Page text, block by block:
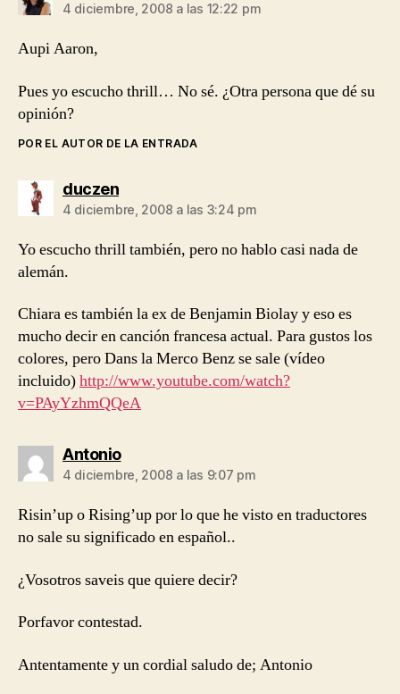
4 diciembre, 2008 a las 12:22 pm
Aupi Aaron,
Pues yo escucho thrill… No sé. ¿Otra persona que dé su
opinión?
POR EL AUTOR DE LA ENTRADA
duczendice:
4 diciembre, 2008 a las 3:24 pm
Yo escucho thrill también, pero no hablo casi nada de
alemán.
Chiara es también la ex de Benjamin Biolay y eso es
mucho decir en canción francesa actual. Para gustos los
colores, pero Dans la Merco Benz se sale (vídeo
incluido)http://www.youtube.com/watch?
v=PAyYzhmQQeA
Antoniodice:
4 diciembre, 2008 a las 9:07 pm
Risin’up o Rising’up por lo que he visto en traductores
no sale su significado en español..
¿Vosotros saveis que quiere decir?
Porfavor contestad.
Antentamente y un cordial saludo de; Antonio